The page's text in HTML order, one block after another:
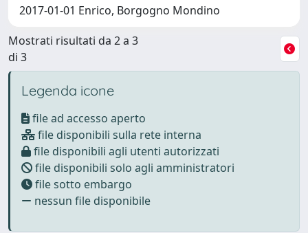
2017-01-01 Enrico, Borgogno Mondino
Mostrati risultati da 2 a 3
di 3
Legenda icone
file ad accesso aperto
file disponibili sulla rete interna
file disponibili agli utenti autorizzati
file disponibili solo agli amministratori
file sotto embargo
nessun file disponibile